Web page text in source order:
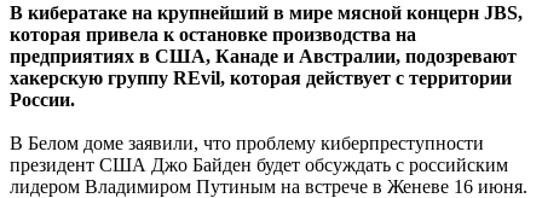
В кибератаке на крупнейший в мире мясной концерн JBS,
которая привела к остановке производства на
предприятиях в США, Канаде и Австралии, подозревают
хакерскую группу REvil, которая действует с территории
России.
В Белом доме заявили, что проблему киберпреступности
президент США Джо Байден будет обсуждать с российским
лидером Владимиром Путиным на встрече в Женеве 16 июня.